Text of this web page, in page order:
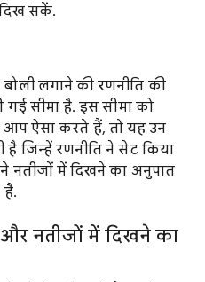
सकें.
लगाने की रणनीति की
सीमा है. इस सीमा को
ऐसा करते हैं, तो यह उन
है जिन्हें रणनीति ने सेट किया
नतीजों में दिखने का अनुपात
है.
और नतीजों में दिखने का